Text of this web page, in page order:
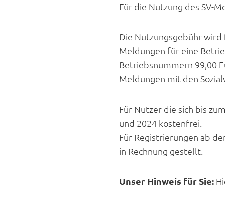
Für die Nutzung des SV-
Die Nutzungsgebühr wird
Meldungen für eine
Betriebsnummern 99,00
Meldungen mit den
Für Nutzer die sich bis
und 2024 kostenfrei.
Für Registrierungen ab
in Rechnung gestellt.
Unser Hinweis für Sie: